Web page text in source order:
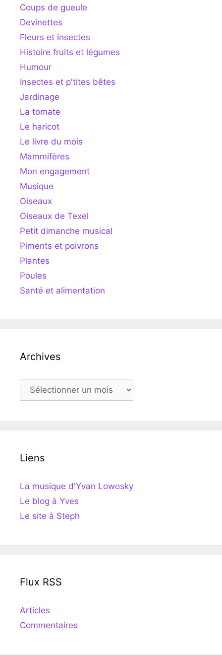
Coups de gueule
Devinettes
Fleurs et insectes
Histoire fruits et légumes
Humour
Insectes et p'tites bêtes
Jardinage
La tomate
Le haricot
Le livre du mois
Mammifères
Mon engagement
Musique
Oiseaux
Oiseaux de Texel
Petit dimanche musical
Piments et poivrons
Plantes
Poules
Santé et alimentation
Archives
Archives
Liens
La musique d'Yvan Lowosky
Le blog à Yves
Le site à Steph
Flux RSS
Articles
Commentaires